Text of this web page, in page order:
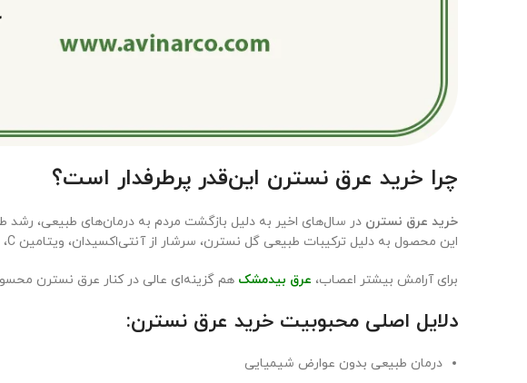
چرا خرید عرق نسترن این‌قدر پرطرفدار است؟
خرید عرق نسترن در سال‌های اخیر به دلیل بازگشت مردم به درمان‌های طبیعی،
این محصول به دلیل ترکیبات طبیعی گل نسترن، سرشار از آنتی‌اکسیدان، ویتامین C، فلاونوئیدها و ترکیبات آرام‌بخش است.
برای آرامش بیشتر اعصاب، عرق بیدمشک هم گزینه‌ای عالی در کنار عرق نسترن
دلایل اصلی محبوبیت خرید عرق نسترن:
درمان طبیعی بدون عوارض شیمیایی